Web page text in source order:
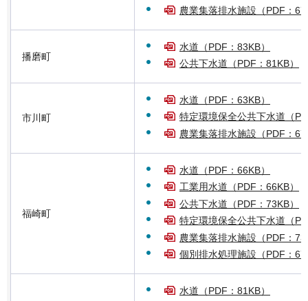
農業集落排水施設（PDF：
播磨町
水道（PDF：83KB）
公共下水道（PDF：81KB）
市川町
水道（PDF：63KB）
特定環境保全公共下水道（
農業集落排水施設（PDF：
福崎町
水道（PDF：66KB）
工業用水道（PDF：66KB）
公共下水道（PDF：73KB）
特定環境保全公共下水道（
農業集落排水施設（PDF：
個別排水処理施設（PDF：
水道（PDF：81KB）